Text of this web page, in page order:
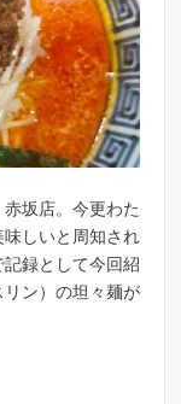
坂店。今更わた
味しいと周知され
録として今回紹
ン）の坦々麺が